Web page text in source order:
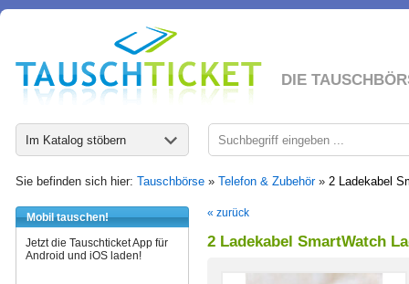
DIE
Im Katalog stöbern
Sie befinden sich hier: Tauschbörse » Telefon & Zubehör» 2 Ladekabel
Mobil tauschen!
Jetzt die Tauschticket App für
Android und iOS laden!
« zurück
2 Ladekabel SmartWatch